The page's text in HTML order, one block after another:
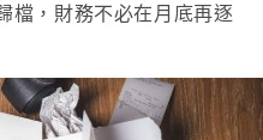
檔，財務不必在月底再逐